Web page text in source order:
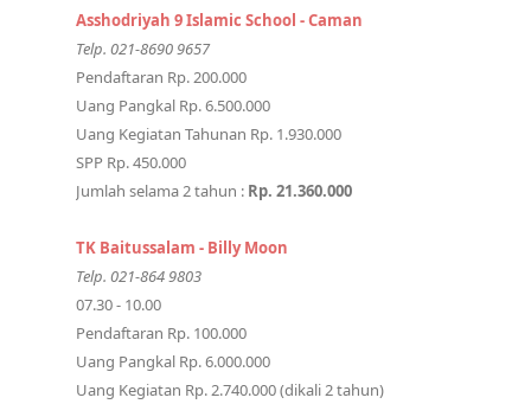
Asshodriyah 9 Islamic School - Caman
Telp. 021-8690 9657
Pendaftaran Rp. 200.000
Uang Pangkal Rp. 6.500.000
Uang Kegiatan Tahunan Rp. 1.930.000
SPP Rp. 450.000
Jumlah selama 2 tahun : Rp. 21.360.000
TK Baitussalam - Billy Moon
Telp. 021-864 9803
07.30 - 10.00
Pendaftaran Rp. 100.000
Uang Pangkal Rp. 6.000.000
Uang Kegiatan Rp. 2.740.000 (dikali 2 tahun)